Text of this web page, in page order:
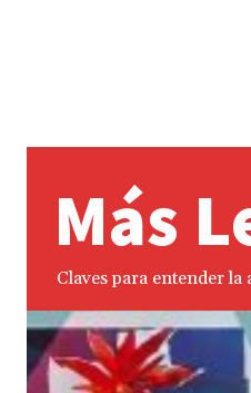
Más
Claves para entender